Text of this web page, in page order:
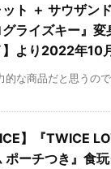
ット ＋ サウザン
ライズキー』変
】より2022年10
的な商品だと思うの
】『TWICE
ポーチつき』食